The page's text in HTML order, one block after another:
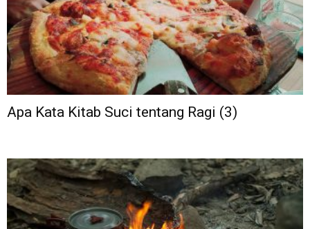
Apa Kata Kitab Suci tentang Ragi (3)